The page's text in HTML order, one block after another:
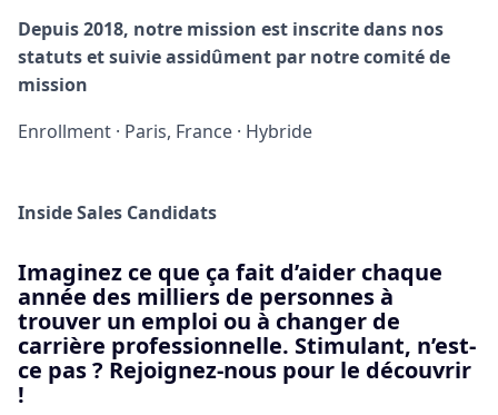
Depuis 2018, notre mission est inscrite dans nos
statuts et suivie assidûment par notre comité de
mission
Enrollment · Paris, France · Hybride
Inside Sales Candidats
Imaginez ce que ça fait d’aider chaque
année des milliers de personnes à
trouver un emploi ou à changer de
carrière professionnelle. Stimulant, n’est-
ce pas ? Rejoignez-nous pour le découvrir
!